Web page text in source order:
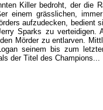
Killer bedroht, der die
einem grässlichen, immer
aufzudecken, bedient
Sparks zu verteidigen.
Mörder zu entlarven.
seinem bis zum
der Titel des Champions...